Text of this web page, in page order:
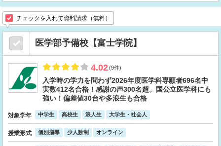
チェックを入れて資料請求（無料）
医学部予備校【富士学院】
4.02(9件)
入学時の学力を問わず2026年度医学科専願者696名中
実数412名合格！感謝の声300名超。国公立医学科にも
強い！偏差値30台や多浪生も合格
対象学年 中学生 高校生 浪人生 大学生・社会人
授業形式 個別指導 少人数制 オンライン